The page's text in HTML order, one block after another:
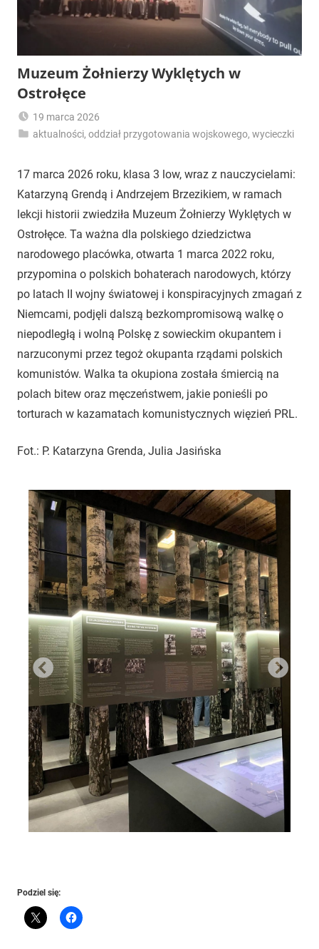
Muzeum Żołnierzy Wyklętych w
Ostrołęce
19 marca 2026
adminzsp
aktualności,oddział przygotowania wojskowego,wycieczki
17 marca 2026 roku, klasa 3 low, wraz z nauczycielami:
Katarzyną Grendą i Andrzejem Brzezikiem, w ramach
lekcji historii zwiedziła Muzeum Żołnierzy Wyklętych w
Ostrołęce. Ta ważna dla polskiego dziedzictwa
narodowego placówka, otwarta 1 marca 2022 roku,
przypomina o polskich bohaterach narodowych, którzy
po latach II wojny światowej i konspiracyjnych zmagań z
Niemcami, podjęli dalszą bezkompromisową walkę o
niepodległą i wolną Polskę z sowieckim okupantem i
narzuconymi przez tegoż okupanta rządami polskich
komunistów. Walka ta okupiona została śmiercią na
polach bitew oraz męczeństwem, jakie ponieśli po
torturach w kazamatach komunistycznych więzień PRL.
Fot.: P. Katarzyna Grenda, Julia Jasińska
Podziel się: